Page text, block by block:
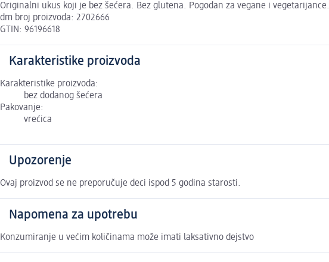
Originalni ukus koji je bez šećera. Bez glutena. Pogodan za vegane i vegetarijance.
dm broj proizvoda: 2702666
GTIN: 96196618
Karakteristike proizvoda
Karakteristike proizvoda:
bez dodanog šećera
Pakovanje:
vrećica
Upozorenje
Ovaj proizvod se ne preporučuje deci ispod 5 godina starosti.
Napomena za upotrebu
Konzumiranje u većim količinama može imati laksativno dejstvo